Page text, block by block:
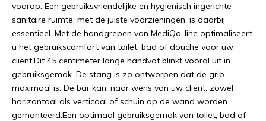
voorop. Een gebruiksvriendelijke en hygiënisch ingerichte
sanitaire ruimte, met de juiste voorzieningen, is daarbij
essentieel. Met de handgrepen van MediQo-line optimaliseert
u het gebruikscomfort van toilet, bad of douche voor uw
cliënt.Dit 45 centimeter lange handvat blinkt vooral uit in
gebruiksgemak. De stang is zo ontworpen dat de grip
maximaal is. De bar kan, naar wens van uw cliënt, zowel
horizontaal als verticaal of schuin op de wand worden
gemonteerd.Een optimaal gebruiksgemak van toilet, bad of